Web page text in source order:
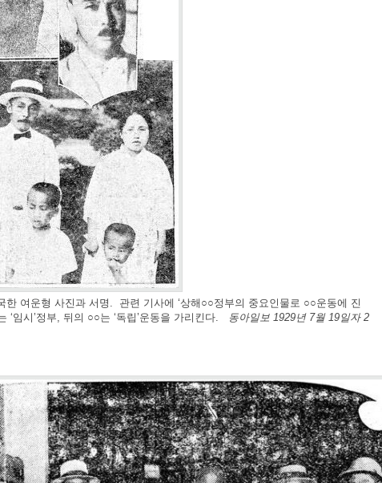
한 여운형 사진과 서명. 관련 기사에 ‘상해○○정부의 중요인물로 ○○운동에 진
‘임시’정부, 뒤의 ○○는 ‘독립’운동을 가리킨다.
동아일보 1929년 7월 19일자 2